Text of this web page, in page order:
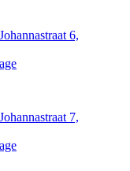
6,
7,